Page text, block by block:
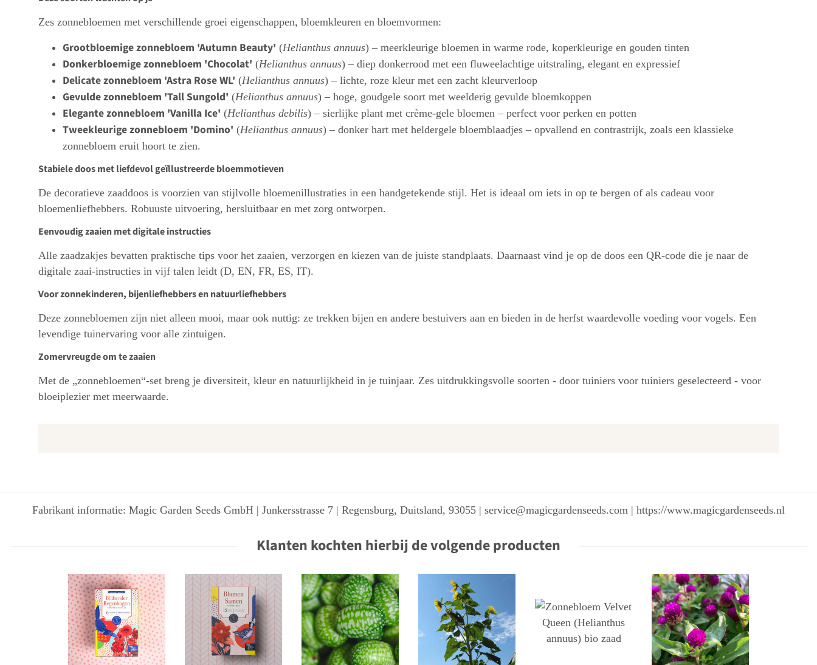
Zes zonnebloemen met verschillende groei eigenschappen, bloemkleuren en bloemvormen:
Grootbloemige zonnebloem 'Autumn Beauty' (Helianthus annuus) – meerkleurige bloemen in warme rode, koperkleurige en gouden tinten
Donkerbloemige zonnebloem 'Chocolat' (Helianthus annuus) – diep donkerrood met een fluweelachtige uitstraling, elegant en expressief
Delicate zonnebloem 'Astra Rose WL' (Helianthus annuus) – lichte, roze kleur met een zacht kleurverloop
Gevulde zonnebloem 'Tall Sungold' (Helianthus annuus) – hoge, goudgele soort met weelderig gevulde bloemkoppen
Elegante zonnebloem 'Vanilla Ice' (Helianthus debilis) – sierlijke plant met crème-gele bloemen – perfect voor perken en potten
Tweekleurige zonnebloem 'Domino' (Helianthus annuus) – donker hart met heldergele bloemblaadjes – opvallend en contrastrijk, zoals een klassieke
zonnebloem eruit hoort te zien.
Stabiele doos met liefdevol geïllustreerde bloemmotieven
De decoratieve zaaddoos is voorzien van stijlvolle bloemenillustraties in een handgetekende stijl. Het is ideaal om iets in op te bergen of als cadeau voor
bloemenliefhebbers. Robuuste uitvoering, hersluitbaar en met zorg ontworpen.
Eenvoudig zaaien met digitale instructies
Alle zaadzakjes bevatten praktische tips voor het zaaien, verzorgen en kiezen van de juiste standplaats. Daarnaast vind je op de doos een QR-code die je naar de
digitale zaai-instructies in vijf talen leidt (D, EN, FR, ES, IT).
Voor zonnekinderen, bijenliefhebbers en natuurliefhebbers
Deze zonnebloemen zijn niet alleen mooi, maar ook nuttig: ze trekken bijen en andere bestuivers aan en bieden in de herfst waardevolle voeding voor vogels. Een
levendige tuinervaring voor alle zintuigen.
Zomervreugde om te zaaien
Met de „zonnebloemen“-set breng je diversiteit, kleur en natuurlijkheid in je tuinjaar. Zes uitdrukkingsvolle soorten - door tuiniers voor tuiniers geselecteerd - voor
bloeiplezier met meerwaarde.
Fabrikant informatie: Magic Garden Seeds GmbH | Junkersstrasse 7 | Regensburg, Duitsland, 93055 | service@magicgardenseeds.com | https://www.magicgardenseeds.nl
Klanten kochten hierbij de volgende producten